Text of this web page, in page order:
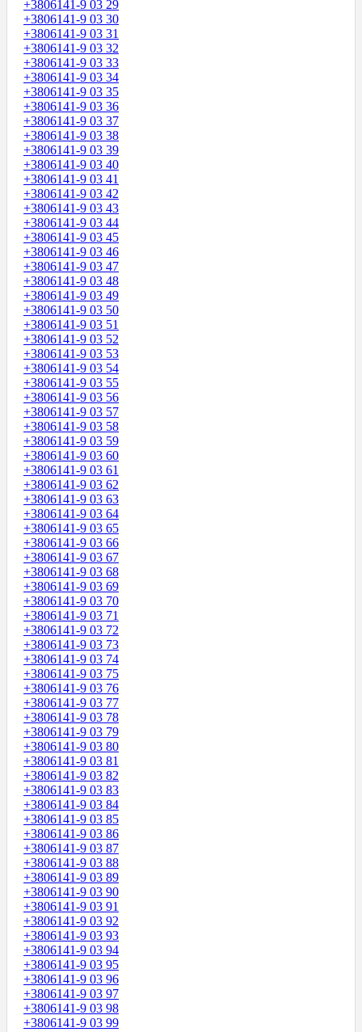
+3806141-9 03 29
+3806141-9 03 30
+3806141-9 03 31
+3806141-9 03 32
+3806141-9 03 33
+3806141-9 03 34
+3806141-9 03 35
+3806141-9 03 36
+3806141-9 03 37
+3806141-9 03 38
+3806141-9 03 39
+3806141-9 03 40
+3806141-9 03 41
+3806141-9 03 42
+3806141-9 03 43
+3806141-9 03 44
+3806141-9 03 45
+3806141-9 03 46
+3806141-9 03 47
+3806141-9 03 48
+3806141-9 03 49
+3806141-9 03 50
+3806141-9 03 51
+3806141-9 03 52
+3806141-9 03 53
+3806141-9 03 54
+3806141-9 03 55
+3806141-9 03 56
+3806141-9 03 57
+3806141-9 03 58
+3806141-9 03 59
+3806141-9 03 60
+3806141-9 03 61
+3806141-9 03 62
+3806141-9 03 63
+3806141-9 03 64
+3806141-9 03 65
+3806141-9 03 66
+3806141-9 03 67
+3806141-9 03 68
+3806141-9 03 69
+3806141-9 03 70
+3806141-9 03 71
+3806141-9 03 72
+3806141-9 03 73
+3806141-9 03 74
+3806141-9 03 75
+3806141-9 03 76
+3806141-9 03 77
+3806141-9 03 78
+3806141-9 03 79
+3806141-9 03 80
+3806141-9 03 81
+3806141-9 03 82
+3806141-9 03 83
+3806141-9 03 84
+3806141-9 03 85
+3806141-9 03 86
+3806141-9 03 87
+3806141-9 03 88
+3806141-9 03 89
+3806141-9 03 90
+3806141-9 03 91
+3806141-9 03 92
+3806141-9 03 93
+3806141-9 03 94
+3806141-9 03 95
+3806141-9 03 96
+3806141-9 03 97
+3806141-9 03 98
+3806141-9 03 99